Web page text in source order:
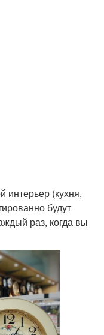
интерьер (кухня,
будут
раз, когда вы